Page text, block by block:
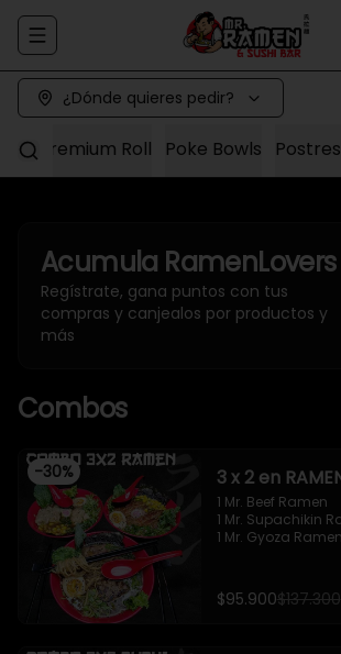
Abrir menu de navegación
¿Dónde quieres pedir?
Premium Roll Poke Bowls Postres
Acumula RamenLovers
Regístrate, gana puntos con tus
compras y canjealos por productos y
más
Combos
-30% 3 x 2 en
1 Mr. Beef Ramen
1 Mr. Supachikin
1 Mr. Gyoza Ramen
$95.900$137.300